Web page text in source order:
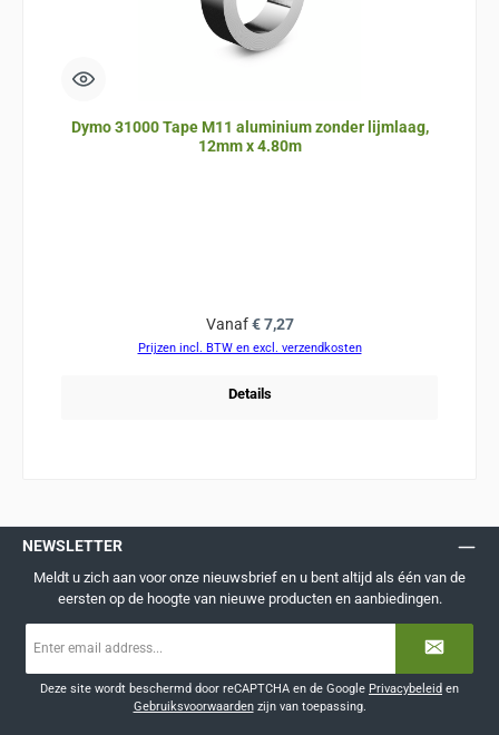
Dymo 31000 Tape M11 aluminium zonder lijmlaag,
12mm x 4.80m
Normale prijs:
Vanaf€ 7,27
Prijzen incl. BTW en excl. verzendkosten
Details
NEWSLETTER
Meldt u zich aan voor onze nieuwsbrief en u bent altijd als één van de
eersten op de hoogte van nieuwe producten en aanbiedingen.
mailadres
Deze site wordt beschermd door reCAPTCHA en de Google Privacybeleid en
Gebruiksvoorwaardenzijn van toepassing.